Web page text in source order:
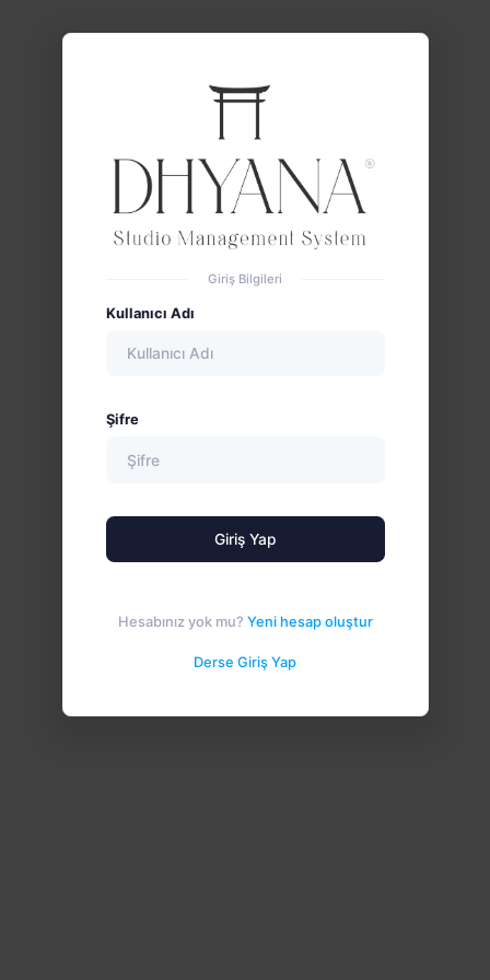
Giriş Bilgileri
Kullanıcı Adı
Şifre
Giriş Yap
Hesabınız yok mu? Yeni hesap oluştur
Derse Giriş Yap